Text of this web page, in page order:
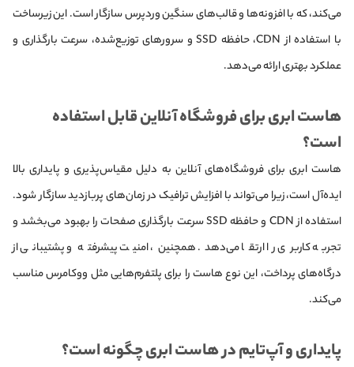
می‌کند، که با افزونه‌ها و قالب‌های سنگین وردپرس سازگار است. این زیرساخت
با استفاده از CDN، حافظه SSD و سرورهای توزیع‌شده، سرعت بارگذاری و
عملکرد بهتری ارائه می‌دهد.
هاست ابری برای فروشگاه آنلاین قابل استفاده
است؟
هاست ابری برای فروشگاه‌های آنلاین به دلیل مقیاس‌پذیری و پایداری بالا
ایده‌آل است، زیرا می‌تواند با افزایش ترافیک در زمان‌های پربازدید سازگار شود.
استفاده از CDN و حافظه SSD سرعت بارگذاری صفحات را بهبود می‌بخشد و
تجربه کاربری را ارتقا می‌دهد. همچنین، امنیت پیشرفته و پشتیبانی از
درگاه‌های پرداخت، این نوع هاست را برای پلتفرم‌هایی مثل ووکامرس مناسب
می‌کند.
پایداری و آپ‌تایم در هاست ابری چگونه است؟